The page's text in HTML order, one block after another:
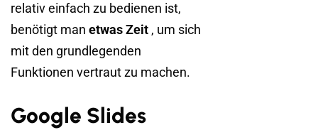
relativ einfach zu bedienen ist,
benötigt man etwas Zeit , um sich
mit den grundlegenden
Funktionen vertraut zu machen.
Google Slides